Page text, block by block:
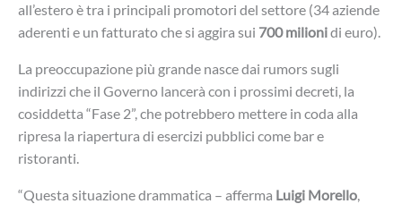
all’estero è tra i principali promotori del settore (34 aziende
aderenti e un fatturato che si aggira sui 700 milionidi euro).
La preoccupazione più grande nasce dai rumors sugli
indirizzi che il Governo lancerà con i prossimi decreti, la
cosiddetta “Fase 2”, che potrebbero mettere in coda alla
ripresa la riapertura di esercizi pubblici come bar e
ristoranti.
“Questa situazione drammatica – afferma Luigi Morello,